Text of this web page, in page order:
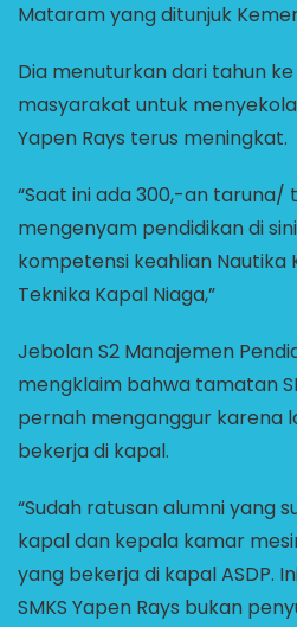
Mataram yang ditunjuk
Dia menuturkan dari tahun
masyarakat untuk
Yapen Rays terus meningkat.
“Saat ini ada 300,-an taruna/
mengenyam pendidikan di
kompetensi keahlian Nautika
Teknika Kapal Niaga,”
Jebolan S2 Manajemen
mengklaim bahwa tamatan
pernah menganggur karena
bekerja di kapal.
“Sudah ratusan alumni yang
kapal dan kepala kamar
yang bekerja di kapal ASDP.
SMKS Yapen Rays bukan